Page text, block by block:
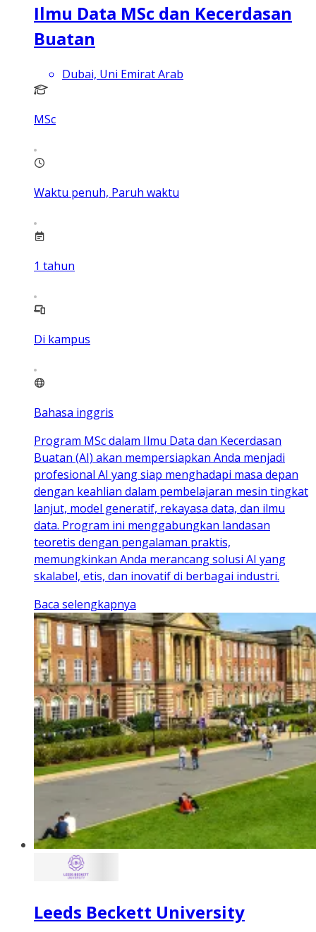
Ilmu Data MSc dan Kecerdasan
Buatan
Dubai, Uni Emirat Arab
MSc
Waktu penuh, Paruh waktu
1 tahun
Di kampus
Bahasa inggris
Program MSc dalam Ilmu Data dan Kecerdasan
Buatan (AI) akan mempersiapkan Anda menjadi
profesional AI yang siap menghadapi masa depan
dengan keahlian dalam pembelajaran mesin tingkat
lanjut, model generatif, rekayasa data, dan ilmu
data. Program ini menggabungkan landasan
teoretis dengan pengalaman praktis,
memungkinkan Anda merancang solusi AI yang
skalabel, etis, dan inovatif di berbagai industri.
Baca selengkapnya
Leeds Beckett University